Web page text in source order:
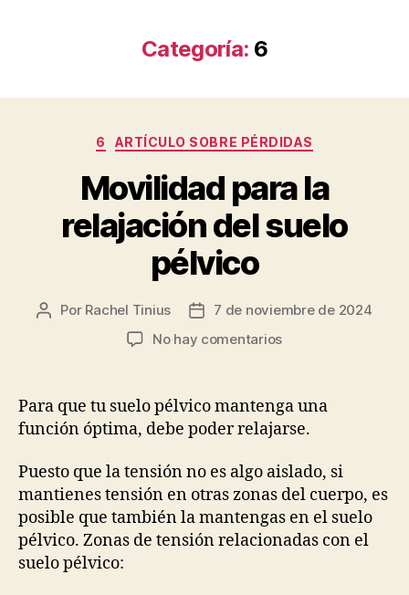
Categoría: 6
Categorías
6 ARTÍCULO SOBRE PÉRDIDAS
Movilidad para la
relajación del suelo
pélvico
Autor
Por Rachel Tinius
Fecha7 de noviembre de 2024
No hay comentariosen
relajación
del
pélvico
Para que tu suelo pélvico mantenga una
función óptima, debe poder relajarse.
Puesto que la tensión no es algo aislado, si
mantienes tensión en otras zonas del cuerpo, es
posible que también la mantengas en el suelo
pélvico. Zonas de tensión relacionadas con el
suelo pélvico: